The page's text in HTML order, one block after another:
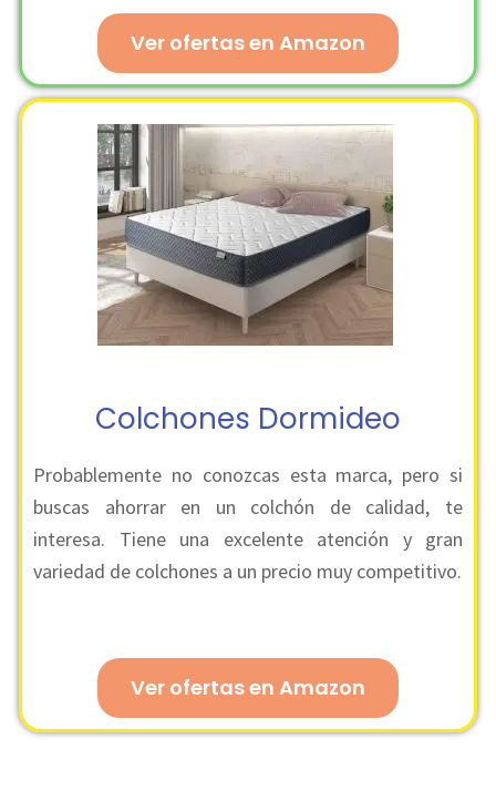
Ver ofertas en Amazon
Colchones Dormideo
Probablemente no conozcas esta marca, pero si
buscas ahorrar en un colchón de calidad, te
interesa. Tiene una excelente atención y gran
variedad de colchones a un precio muy competitivo.
Ver ofertas en Amazon